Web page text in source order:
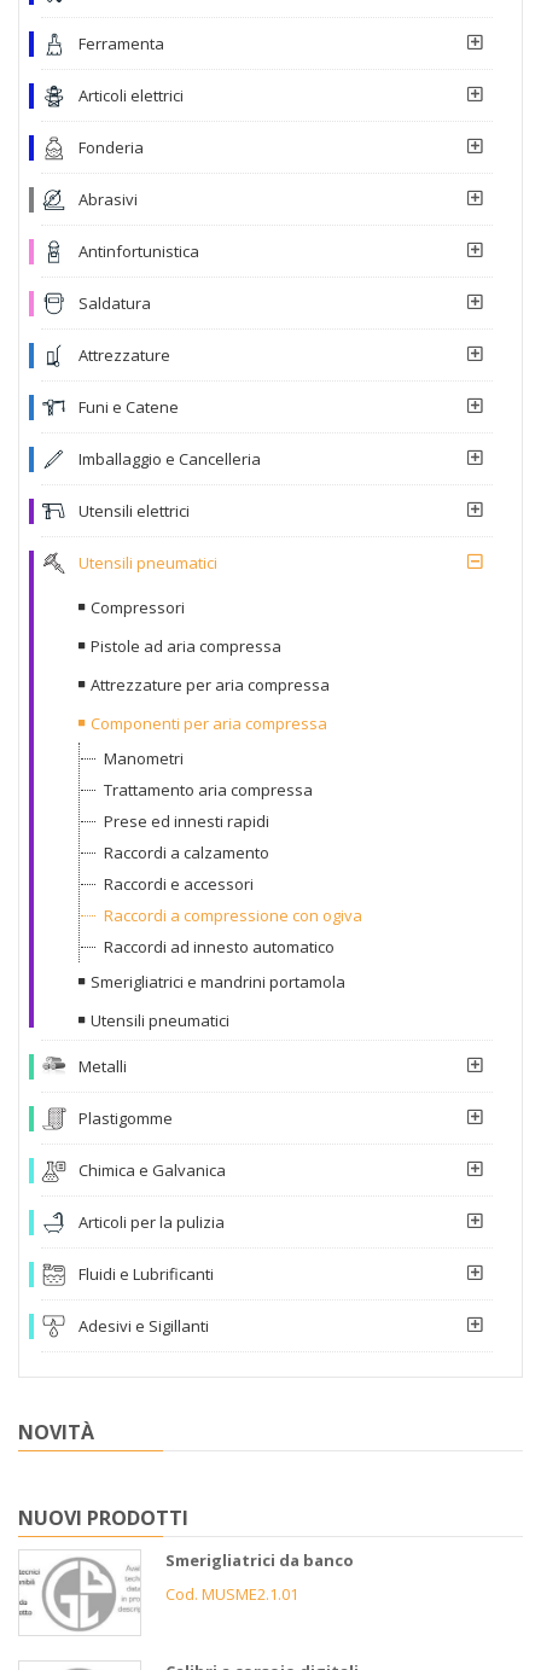
Ferramenta
Articoli elettrici
Fonderia
Abrasivi
Antinfortunistica
Saldatura
Attrezzature
Funi e Catene
Imballaggio e Cancelleria
Utensili elettrici
Utensili pneumatici
Compressori
Pistole ad aria compressa
Attrezzature per aria compressa
Componenti per aria compressa
Manometri
Trattamento aria compressa
Prese ed innesti rapidi
Raccordi a calzamento
Raccordi e accessori
Raccordi a compressione con ogiva
Raccordi ad innesto automatico
Smerigliatrici e mandrini portamola
Utensili pneumatici
Metalli
Plastigomme
Chimica e Galvanica
Articoli per la pulizia
Fluidi e Lubrificanti
Adesivi e Sigillanti
NOVITÀ
NUOVI PRODOTTI
Smerigliatrici da banco
Cod. MUSME2.1.01